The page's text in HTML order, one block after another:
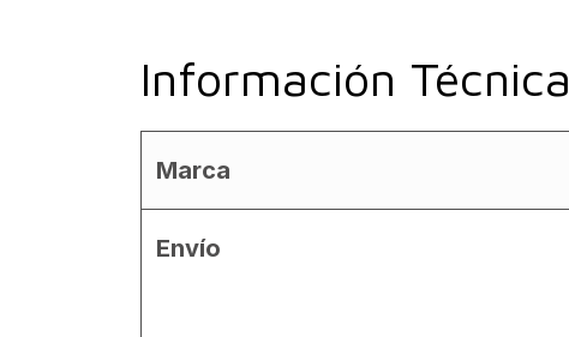
Información Técnica
Marca
Envío